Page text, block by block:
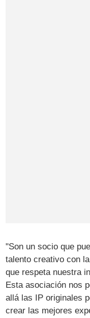
"Son un socio que
talento creativo con
que respeta nuestra
Esta asociación nos
allá las IP originales
crear las mejores